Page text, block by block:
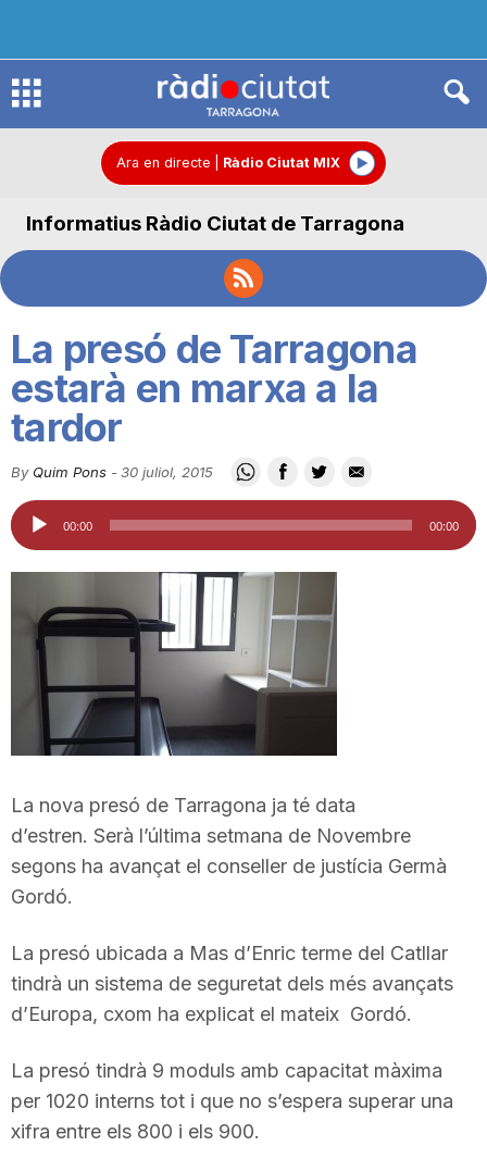
R
d
C
d
a
r
Ara en directe Ràdio Ciutat MIX
Informatius Ràdio Ciutat de Tarragona
La presó de Tarragona
estarà en marxa a la
tardor
By Quim Pons -30 juliol, 2015
Reproductor
d'àudio
00:00 00:00
La nova presó de Tarragona ja té data
d’estren. Serà l’última setmana de Novembre
segons ha avançat el conseller de justícia Germà
Gordó.
La presó ubicada a Mas d’Enric terme del Catllar
tindrà un sistema de seguretat dels més avançats
d’Europa, cxom ha explicat el mateix Gordó.
La presó tindrà 9 moduls amb capacitat màxima
per 1020 interns tot i que no s’espera superar una
xifra entre els 800 i els 900.